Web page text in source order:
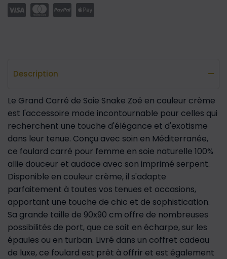
Description
Le Grand Carré de Soie Snake Zoé en couleur crème
est l'accessoire mode incontournable pour celles qui
recherchent une touche d'élégance et d'exotisme
dans leur tenue. Conçu avec soin en Méditerranée,
ce foulard carré pour femme en soie naturelle 100%
allie douceur et audace avec son imprimé serpent.
Disponible en couleur crème, il s'adapte
parfaitement à toutes vos tenues et occasions,
apportant une touche de chic et de sophistication.
Sa grande taille de 90x90 cm offre de nombreuses
possibilités de port, que ce soit en écharpe, sur les
épaules ou en turban. Livré dans un coffret cadeau
de luxe, ce foulard est prêt à offrir et est également